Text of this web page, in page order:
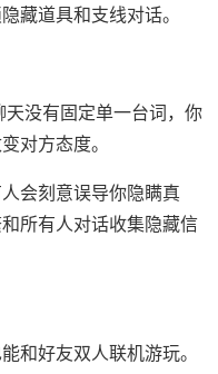
藏道具和支线对话。
没有固定单一台词，你
对方态度。
会刻意误导你隐瞒真
所有人对话收集隐藏信
和好友双人联机游玩。